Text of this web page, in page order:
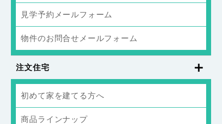
見学予約メールフォーム
物件のお問合せメールフォーム
注文住宅
初めて家を建てる方へ
商品ラインナップ